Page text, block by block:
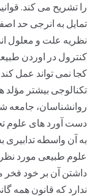
را تشریح می کند.
تمایل به انرجی حد
نظریه علت و معلول
کنترول در اوردن
کجا نمی تواند عمل
تکنالوجی بیشتر
روانشناسان، جامعه
دست آورد های علوم
به آن واسطه تدابیری
علوم طبیعی مورد نظر
داشتن آن بر خود فخر
ندارد که قانون همه